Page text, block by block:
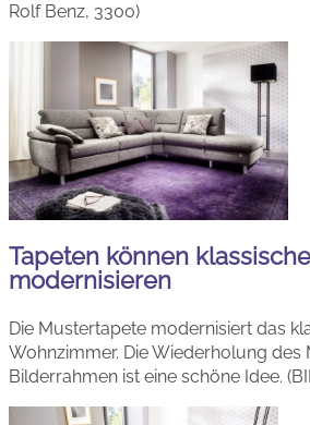
Rolf Benz, 3300)
Tapeten können
modernisieren
Die Mustertapete modernisiert das
Wohnzimmer. Die Wiederholung des
Bilderrahmen ist eine schöne Idee.